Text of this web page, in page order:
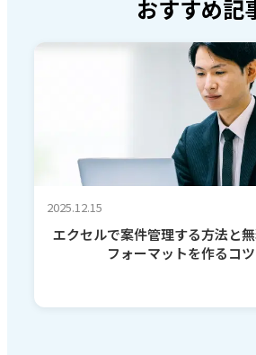
おすすめ記
2025.12.15
エクセルで案件管理する方法と
フォーマットを作るコ